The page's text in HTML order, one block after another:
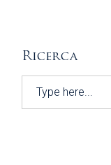
DEGLI
Ricerca
Search